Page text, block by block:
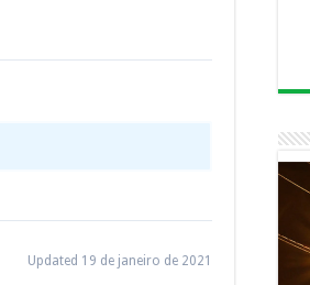
Updated 19 de janeiro de 2021